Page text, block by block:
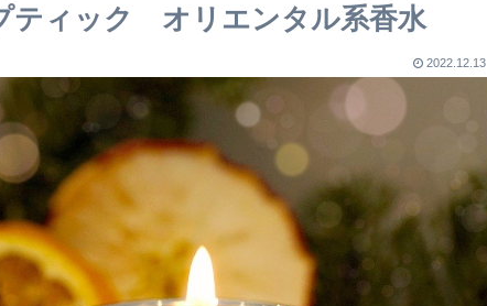
ティック オリエンタル系香水
2022.12.13